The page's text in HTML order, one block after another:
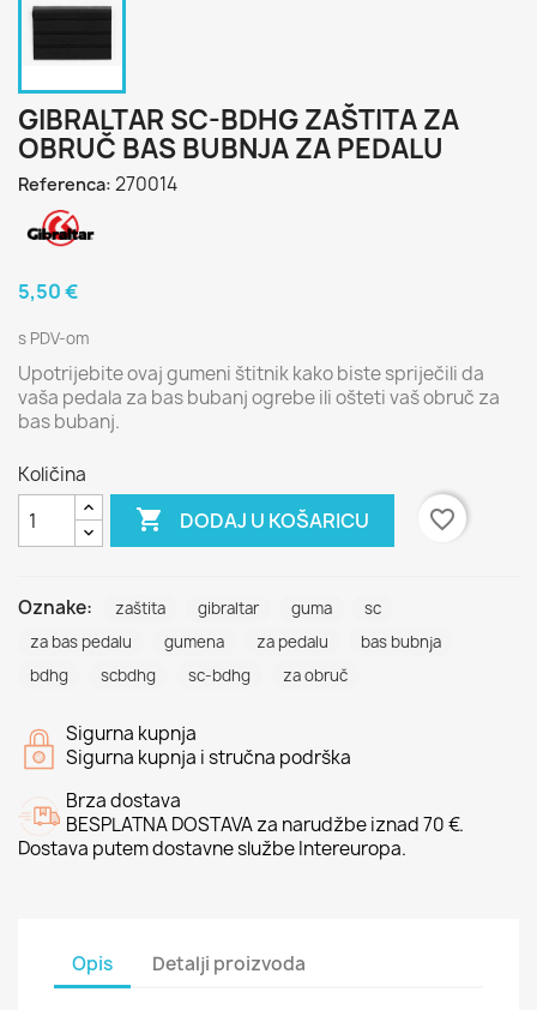
GIBRALTAR SC-BDHG ZAŠTITA ZA
OBRUČ BAS BUBNJA ZA PEDALU
Referenca: 270014
5,50 €
s PDV-om
Upotrijebite ovaj gumeni štitnik kako biste spriječili da
vaša pedala za bas bubanj ogrebe ili ošteti vaš obruč za
bas bubanj.
Količina
 DODAJ U KOŠARICU favorite_border
Oznake: zaštita gibraltar guma
sc
za bas pedalu
gumena za pedalu
bas bubnja
bdhg
scbdhg sc-bdhg za obruč
Sigurna kupnja
Sigurna kupnja i stručna podrška
Brza dostava
BESPLATNA DOSTAVA za narudžbe iznad 70 €.
Dostava putem dostavne službe Intereuropa.
Opis Detalji proizvoda